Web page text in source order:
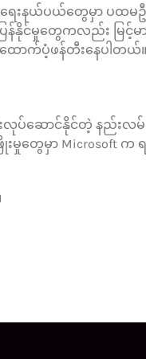
ညာရေးနယ်ပယ်တွေမှာ ပထ
မှုတွေကလည်း မြင့်မား
ောက်ပံ့ဖန်တီးနေပါတယ်။
လုပ်ဆောင်နိုင်တဲ့ နည်းလ
တွေမှာ Microsoft က